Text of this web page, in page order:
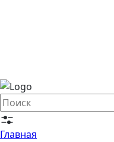
Главная